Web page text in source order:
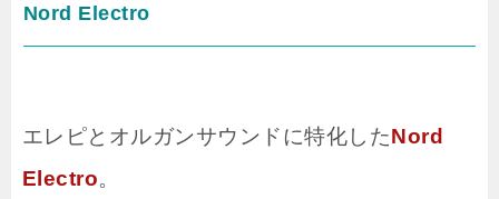
Nord Electro
エレピとオルガンサウンドに特化したNord
Electro。